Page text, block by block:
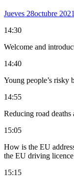
Jueves 28Octubre 2021
14:30
Welcome and
14:40
Young people’s risky
14:55
Reducing road
15:05
How is the EU
the EU driving
15:15